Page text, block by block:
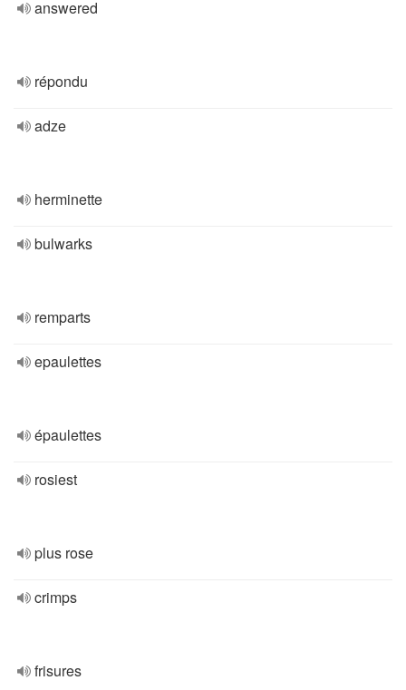
answered
répondu
adze
herminette
bulwarks
remparts
epaulettes
épaulettes
rosiest
plus rose
crimps
frisures